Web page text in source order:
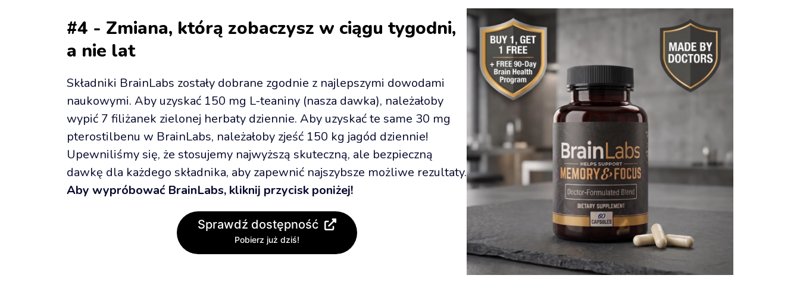
#4 - Zmiana, którą zobaczysz w ciągu tygodni,
a nie lat
Składniki BrainLabs zostały dobrane zgodnie z najlepszymi dowodami
naukowymi. Aby uzyskać 150 mg L-teaniny (nasza dawka), należałoby
wypić 7 filiżanek zielonej herbaty dziennie. Aby uzyskać te same 30 mg
pterostilbenu w BrainLabs, należałoby zjeść 150 kg jagód dziennie!
Upewniliśmy się, że stosujemy najwyższą skuteczną, ale bezpieczną
dawkę dla każdego składnika, aby zapewnić najszybsze możliwe rezultaty.
Aby wypróbować BrainLabs, kliknij przycisk poniżej!
Sprawdź dostępność
Pobierz już dziś!